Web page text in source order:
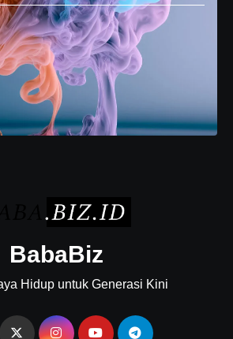
BabaBiz
Hidup untuk Generasi Kini